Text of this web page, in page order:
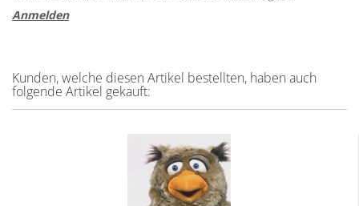
Anmelden
Kunden, welche diesen Artikel bestellten, haben auch
folgende Artikel gekauft: